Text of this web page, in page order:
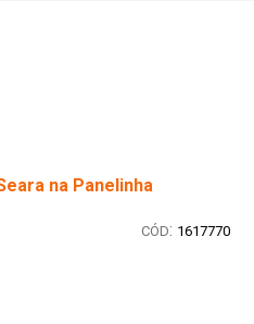
na Panelinha
: 1617770